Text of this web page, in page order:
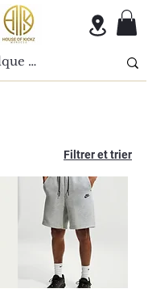
Filtrer et trier